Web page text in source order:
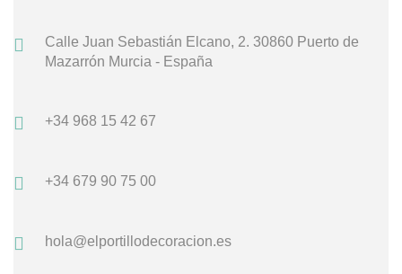
Calle Juan Sebastián Elcano, 2. 30860 Puerto de
Mazarrón Murcia - España
+34 968 15 42 67
+34 679 90 75 00
hola@elportillodecoracion.es